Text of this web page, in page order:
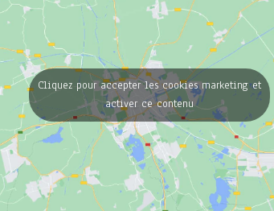
Cliquez pour accepter les cookies marketing et
activer ce contenu